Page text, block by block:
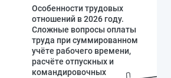
Особенности трудовых
отношений в 2026 году.
Сложные вопросы оплаты
труда при суммированном
учёте рабочего времени,
расчёте отпускных и
командировочных